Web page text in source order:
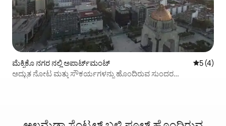
ಮೆಕ್ಸಿಕೊ ನಗರ ನಲ್ಲಿ ಅಪಾರ್ಟ್‌ಮಂಟ್ 5 ರಲ್ಲಿ 5
5 (4)
ಅದ್ಭುತ ನೋಟ ಮತ್ತು ಸೌಕರ್ಯಗಳನ್ನು ಹೊಂದಿರುವ ಸುಂದರ